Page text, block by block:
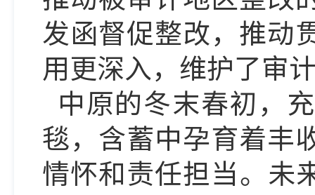
发函督促整改，推动
用更深入，维护了审
中原的冬末春初，
毯，含蓄中孕育着丰
情怀和责任担当。未